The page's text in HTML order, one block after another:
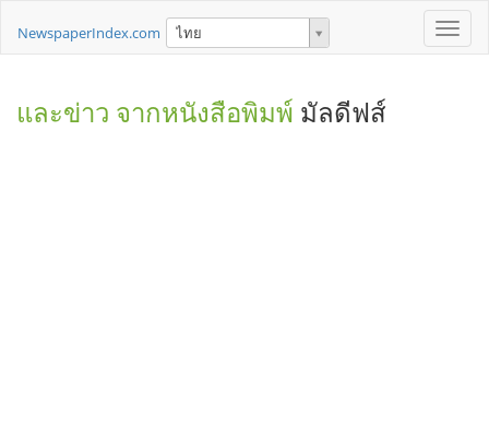
Toggle
NewspaperIndex.com ไทย
และข่าว จากหนังสือพิมพ์ มัลดีฟส์